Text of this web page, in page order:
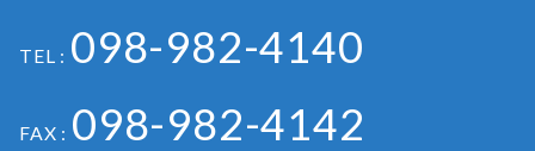
TEL : 098-982-4140
FAX : 098-982-4142